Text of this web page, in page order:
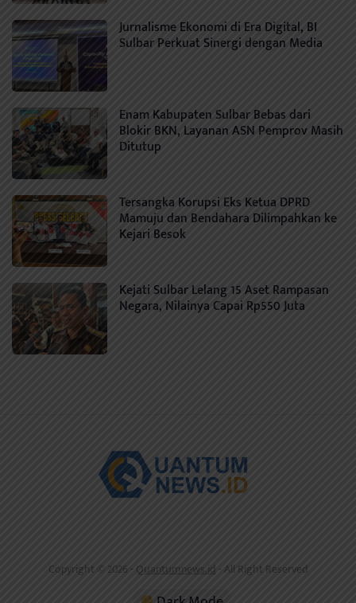
Jurnalisme Ekonomi di Era Digital, BI
Sulbar Perkuat Sinergi dengan Media
Enam Kabupaten Sulbar Bebas dari
Blokir BKN, Layanan ASN Pemprov Masih
Ditutup
Tersangka Korupsi Eks Ketua DPRD
Mamuju dan Bendahara Dilimpahkan ke
Kejari Besok
Kejati Sulbar Lelang 15 Aset Rampasan
Negara, Nilainya Capai Rp550 Juta
Copyright © 2026 - Quantumnews.id - All Right Reserved